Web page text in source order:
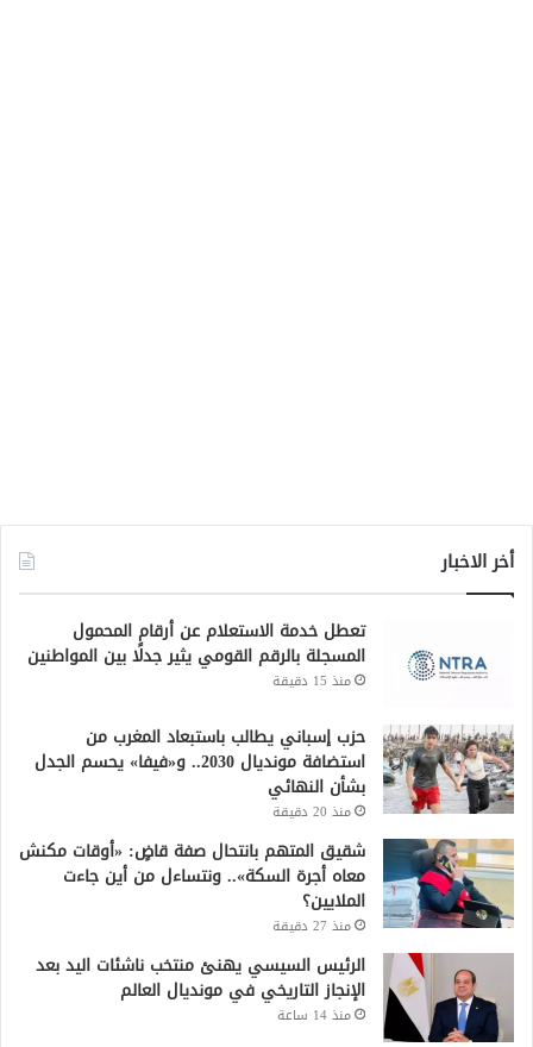
أخر الاخبار
تعطل خدمة الاستعلام عن أرقام المحمول
المسجلة بالرقم القومي يثير جدلًا بين المواطنين
منذ 15 دقيقة
حزب إسباني يطالب باستبعاد المغرب من
استضافة مونديال 2030.. و«فيفا» يحسم الجدل
بشأن النهائي
منذ 20 دقيقة
شقيق المتهم بانتحال صفة قاضٍ: «أوقات مكنش
معاه أجرة السكة».. ونتساءل من أين جاءت
الملايين؟
منذ 27 دقيقة
الرئيس السيسي يهنئ منتخب ناشئات اليد بعد
الإنجاز التاريخي في مونديال العالم
منذ 14 ساعة